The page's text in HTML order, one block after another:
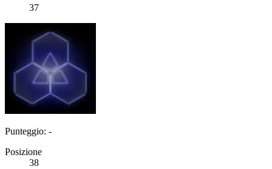
37
Punteggio: -
Posizione
38